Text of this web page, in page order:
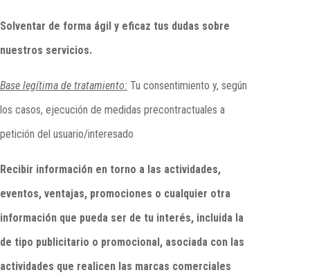
Solventar de forma ágil y eficaz tus dudas sobre
nuestros servicios.
Base legítima de tratamiento: Tu consentimiento y, según
los casos, ejecución de medidas precontractuales a
petición del usuario/interesado
Recibir información en torno a las actividades,
eventos, ventajas, promociones o cualquier otra
información que pueda ser de tu interés, incluida la
de tipo publicitario o promocional, asociada con las
actividades que realicen las marcas comerciales